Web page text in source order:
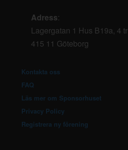
Adress:
Lagergatan 1 Hus B19a, 4 tr
415 11 Göteborg
Kontakta oss
FAQ
Läs mer om Sponsorhuset
Privacy Policy
Registrera ny förening